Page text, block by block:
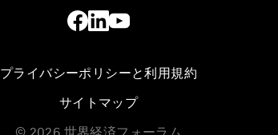
プライバシーポリシーと利用規約
サイトマップ